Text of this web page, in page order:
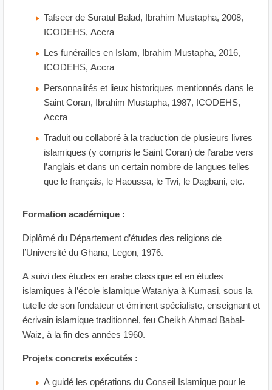
Tafseer de Suratul Balad, Ibrahim Mustapha, 2008,
ICODEHS, Accra
Les funérailles en Islam, Ibrahim Mustapha, 2016,
ICODEHS, Accra
Personnalités et lieux historiques mentionnés dans le
Saint Coran, Ibrahim Mustapha, 1987, ICODEHS,
Accra
Traduit ou collaboré à la traduction de plusieurs livres
islamiques (y compris le Saint Coran) de l’arabe vers
l’anglais et dans un certain nombre de langues telles
que le français, le Haoussa, le Twi, le Dagbani, etc.
Formation académique :
Diplômé du Département d’études des religions de
l’Université du Ghana, Legon, 1976.
A suivi des études en arabe classique et en études
islamiques à l’école islamique Wataniya à Kumasi, sous la
tutelle de son fondateur et éminent spécialiste, enseignant et
écrivain islamique traditionnel, feu Cheikh Ahmad Babal-
Waiz, à la fin des années 1960.
Projets concrets exécutés :
A guidé les opérations du Conseil Islamique pour le